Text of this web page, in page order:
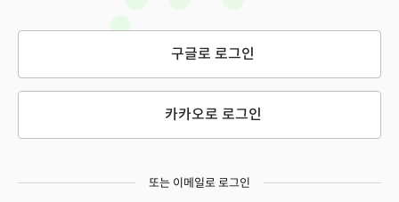
구글로 로그인
카카오로 로그인
또는 이메일로 로그인